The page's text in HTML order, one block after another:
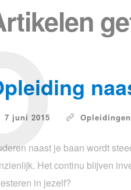
7 juni 2015
naast je baan wordt
Het continu blijven
in jezelf?